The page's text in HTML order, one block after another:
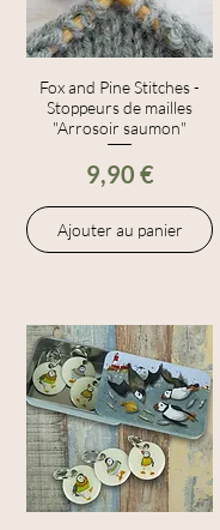
Aperçu rapide
Fox and Pine Stitches -
Stoppeurs de mailles
"Arrosoir saumon"
Prix
9,90 €
Ajouter au panier